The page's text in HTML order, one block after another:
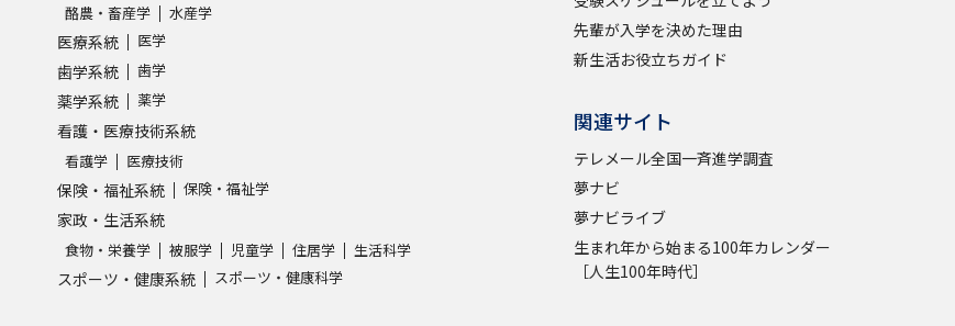
酪農・畜産学
水産学
医療系統 医学
歯学系統 歯学
薬学系統 薬学
看護・医療技術系統
看護学 医療技術
保険・福祉系統 保険・福祉学
家政・生活系統
食物・栄養学 被服学 児童学 住居学 生活科学
スポーツ・健康系統 スポーツ・健康科学
先輩が入学を決めた理由
新生活お役立ちガイド
関連サイト
テレメール全国一斉進学調査
夢ナビ
夢ナビライブ
生まれ年から始まる100年カレンダー
［人生100年時代］